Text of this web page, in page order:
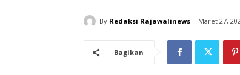
By Redaksi Rajawalinews Maret 27,
Bagikan